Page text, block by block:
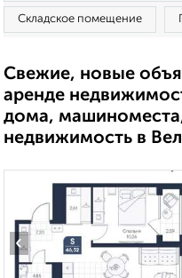
Складское помещение
Свежие, новые
аренде
дома,
недвижимость в
‹